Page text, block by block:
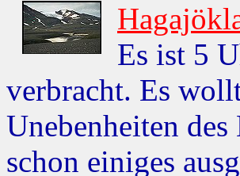
Es ist 5
verbracht. Es
Unebenheiten
schon einiges